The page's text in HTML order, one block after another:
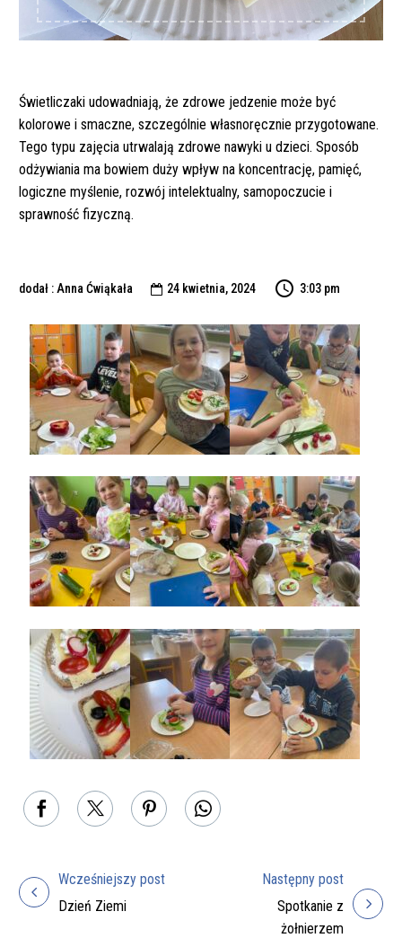
Świetliczaki udowadniają, że zdrowe jedzenie może być
kolorowe i smaczne, szczególnie własnoręcznie przygotowane.
Tego typu zajęcia utrwalają zdrowe nawyki u dzieci. Sposób
odżywiania ma bowiem duży wpływ na koncentrację, pamięć,
logiczne myślenie, rozwój intelektualny, samopoczucie i
sprawność fizyczną.
dodał : Anna Ćwiąkała  24 kwietnia, 2024 3:03 pm
Nawigacja
Wcześniejszy post
Dzień Ziemi
Następny post
Spotkanie z
żołnierzem